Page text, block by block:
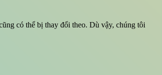
có thể bị thay đổi theo. Dù vậy, chúng tôi